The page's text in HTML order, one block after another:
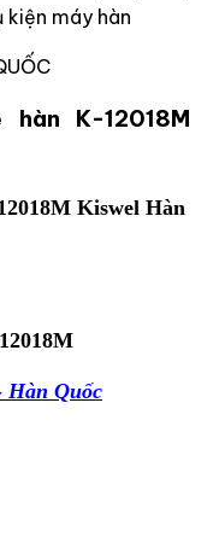
máy hàn
K-12018M
Kiswel Hàn
Hàn Quốc